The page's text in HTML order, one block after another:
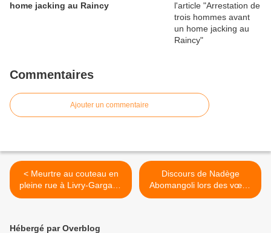
home jacking au Raincy
Commentaires
Ajouter un commentaire
< Meurtre au couteau en
pleine rue à Livry-Gargan :
l’auteur présumé avait déjà
Discours de Nadège
Abomangoli lors des vœux
2025 à Aulnay-sous-Bois >
Hébergé par Overblog